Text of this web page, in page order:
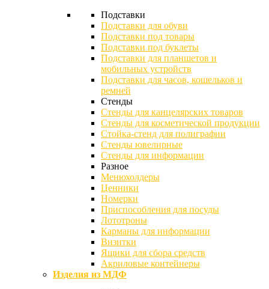
Подставки
Подставки для обуви
Подставки под товары
Подставки под буклеты
Подставки для планшетов и
мобильных устройств
Подставки для часов, кошельков и
ремней
Стенды
Стенды для канцелярских товаров
Стенды для косметической продукции
Стойка-стенд для полиграфии
Стенды ювелирные
Стенды для информации
Разное
Менюхолдеры
Ценники
Номерки
Приспособления для посуды
Лототроны
Карманы для информации
Визитки
Ящики для сбора средств
Акриловые контейнеры
Изделия из МДФ